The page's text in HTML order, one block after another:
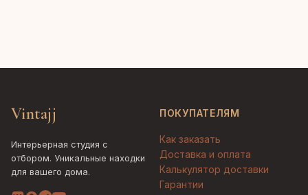
Vintajj
Интерьерная студия с
отбором. Уникальные находки
для вашего дома.
ПОКУПАТЕЛЯМ
Как заказать
Доставка и оплата
Калькулятор доставки
Гарантии